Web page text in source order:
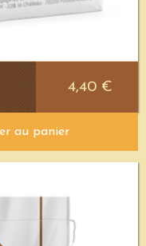
4,40 €
au panier